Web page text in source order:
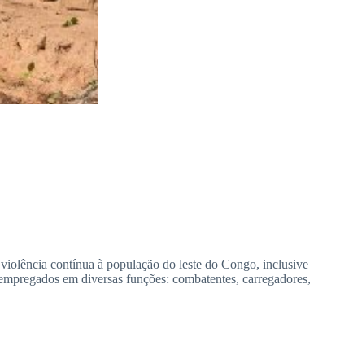
contínua à população do leste do Congo, inclusive
em diversas funções: combatentes, carregadores,